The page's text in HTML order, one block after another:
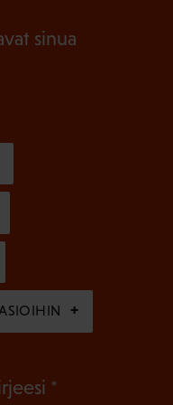
sinua